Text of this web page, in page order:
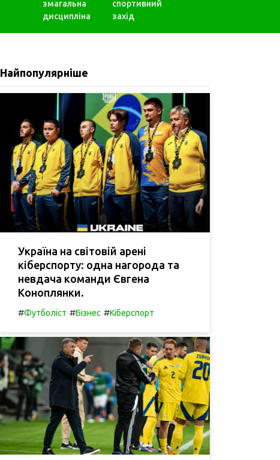
змагальна
дисципліна
спортивний
захід
Найпопулярніше
Україна на світовій арені
кіберспорту: одна нагорода та
невдача команди Євгена
Коноплянки.
#Футболіст #Бізнес #Кіберспорт